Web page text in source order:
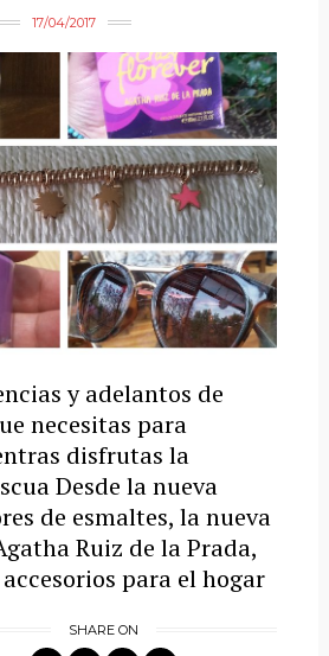
17/04/2017
y adelantos de
necesitas para
disfrutas la
Desde la nueva
de esmaltes, la nueva
Ruiz de la Prada,
para el hogar
SHARE ON